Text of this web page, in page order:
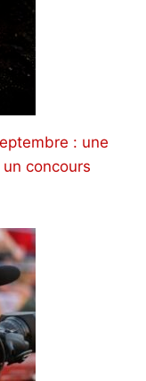
: une
concours